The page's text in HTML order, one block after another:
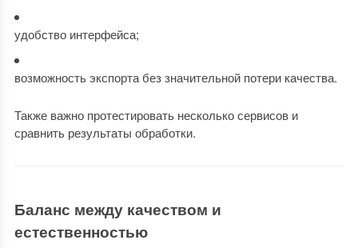
удобство интерфейса;
возможность экспорта без значительной потери качества.
Также важно протестировать несколько сервисов и
сравнить результаты обработки.
Баланс между качеством и
естественностью